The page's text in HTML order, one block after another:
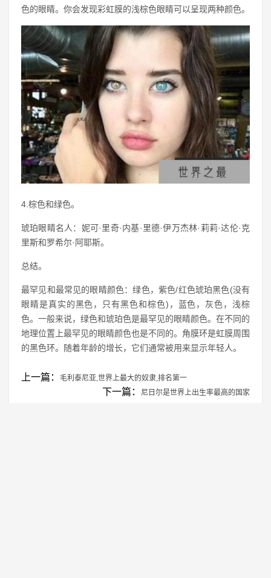
色的眼睛。你会发现彩虹膜的浅棕色眼睛可以呈现两种颜色。
4.棕色和绿色。
琥珀眼睛名人：妮可·里奇·内基·里德·伊万杰林·莉莉·达伦·克
里斯和罗希尔·阿耶斯。
总结。
最罕见和最常见的眼睛颜色：绿色，紫色/红色琥珀黑色(没有
眼睛是真实的黑色，只有黑色和棕色)，蓝色，灰色，浅棕
色。一般来说，绿色和琥珀色是最罕见的眼睛颜色。在不同的
地理位置上最罕见的眼睛颜色也是不同的。角膜环是虹膜周围
的黑色环。随着年龄的增长，它们通常被用来显示年轻人。
上一篇： 毛利泰尼亚,世界上最大的奴隶,排名第一
下一篇： 尼日尔是世界上出生率最高的国家